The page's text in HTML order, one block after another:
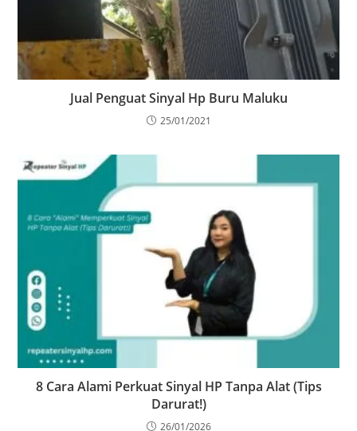
Jual Penguat Sinyal Hp Buru Maluku
25/01/2021
8 Cara Alami Perkuat Sinyal HP Tanpa Alat (Tips
Darurat!)
26/01/2026